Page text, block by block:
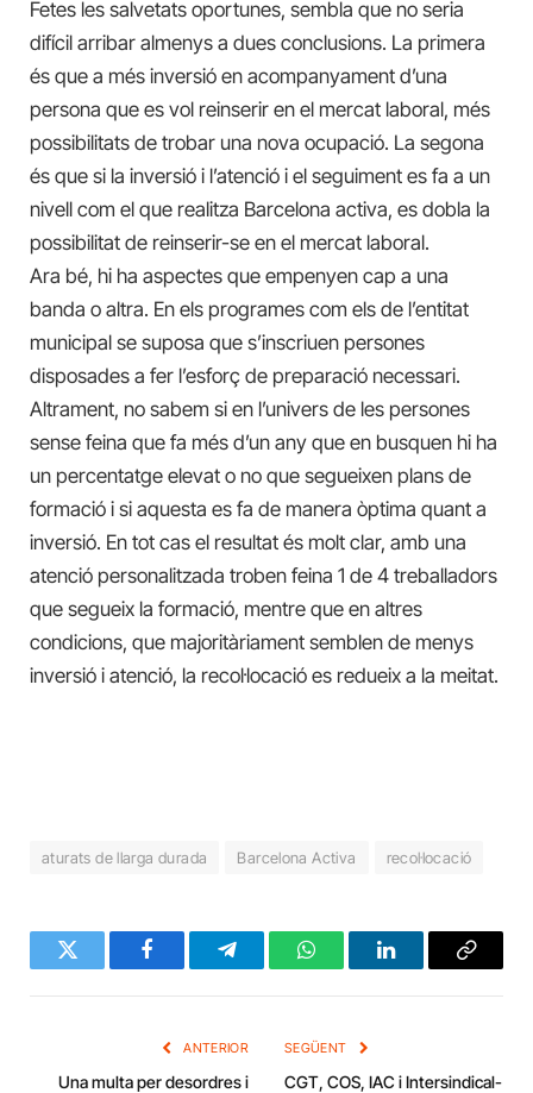
Fetes les salvetats oportunes, sembla que no seria
difícil arribar almenys a dues conclusions. La primera
és que a més inversió en acompanyament d’una
persona que es vol reinserir en el mercat laboral, més
possibilitats de trobar una nova ocupació. La segona
és que si la inversió i l’atenció i el seguiment es fa a un
nivell com el que realitza Barcelona activa, es dobla la
possibilitat de reinserir-se en el mercat laboral.
Ara bé, hi ha aspectes que empenyen cap a una
banda o altra. En els programes com els de l’entitat
municipal se suposa que s’inscriuen persones
disposades a fer l’esforç de preparació necessari.
Altrament, no sabem si en l’univers de les persones
sense feina que fa més d’un any que en busquen hi ha
un percentatge elevat o no que segueixen plans de
formació i si aquesta es fa de manera òptima quant a
inversió. En tot cas el resultat és molt clar, amb una
atenció personalitzada troben feina 1 de 4 treballadors
que segueix la formació, mentre que en altres
condicions, que majoritàriament semblen de menys
inversió i atenció, la recol·locació es redueix a la meitat.
aturats de llarga durada Barcelona Activa recol·locació
Twitter FacebookTelegramWhatsAppLinkedInCopy
ANTERIOR
Una multa per desordres i
SEGÜENT
CGT, COS, IAC i Intersindical-